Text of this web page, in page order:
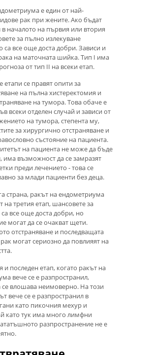
е един от най-
рак при жените. Ако бъдат
в началото на първия или втория
за пълно излекуване
са все още доста добри. Зависи и
на маточната шийка. Тип I има
от тип II на всеки етап.
етапи се правят опити за
на пълна хистеректомия и
на тумора. Това обаче е
всеки отделен случай и зависи от
на тумора, степента му,
за хирургично отстраняване и
състояние на пациента.
на пациента не може да бъде
има възможност да се замразят
преди лечението - това се
за млади пациенти без деца.
страна, ракът на ендометриума
на третия етап, шансовете за
са все още доста добри, но
могат да се очакват щети.
отстраняване и последващата
могат сериозно да повлияят на
и последен етап, когато ракът на
вече се е разпространил,
се влошава неимоверно. На този
вече се е разпространил в
като пикочния мехур и
като тук има много лимфни
разпространение не е